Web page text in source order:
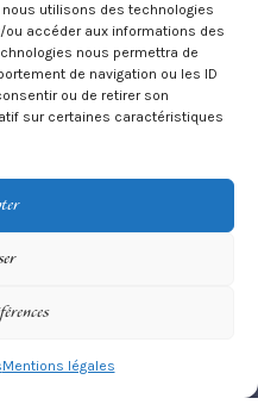
utilisons des technologies
accéder aux informations des
nous permettra de
de navigation ou les ID
ou de retirer son
sur certaines caractéristiques
Mentions légales
vintage de soirée noire
rockabilly « donella «
160,00€
LIRE LA SUITE